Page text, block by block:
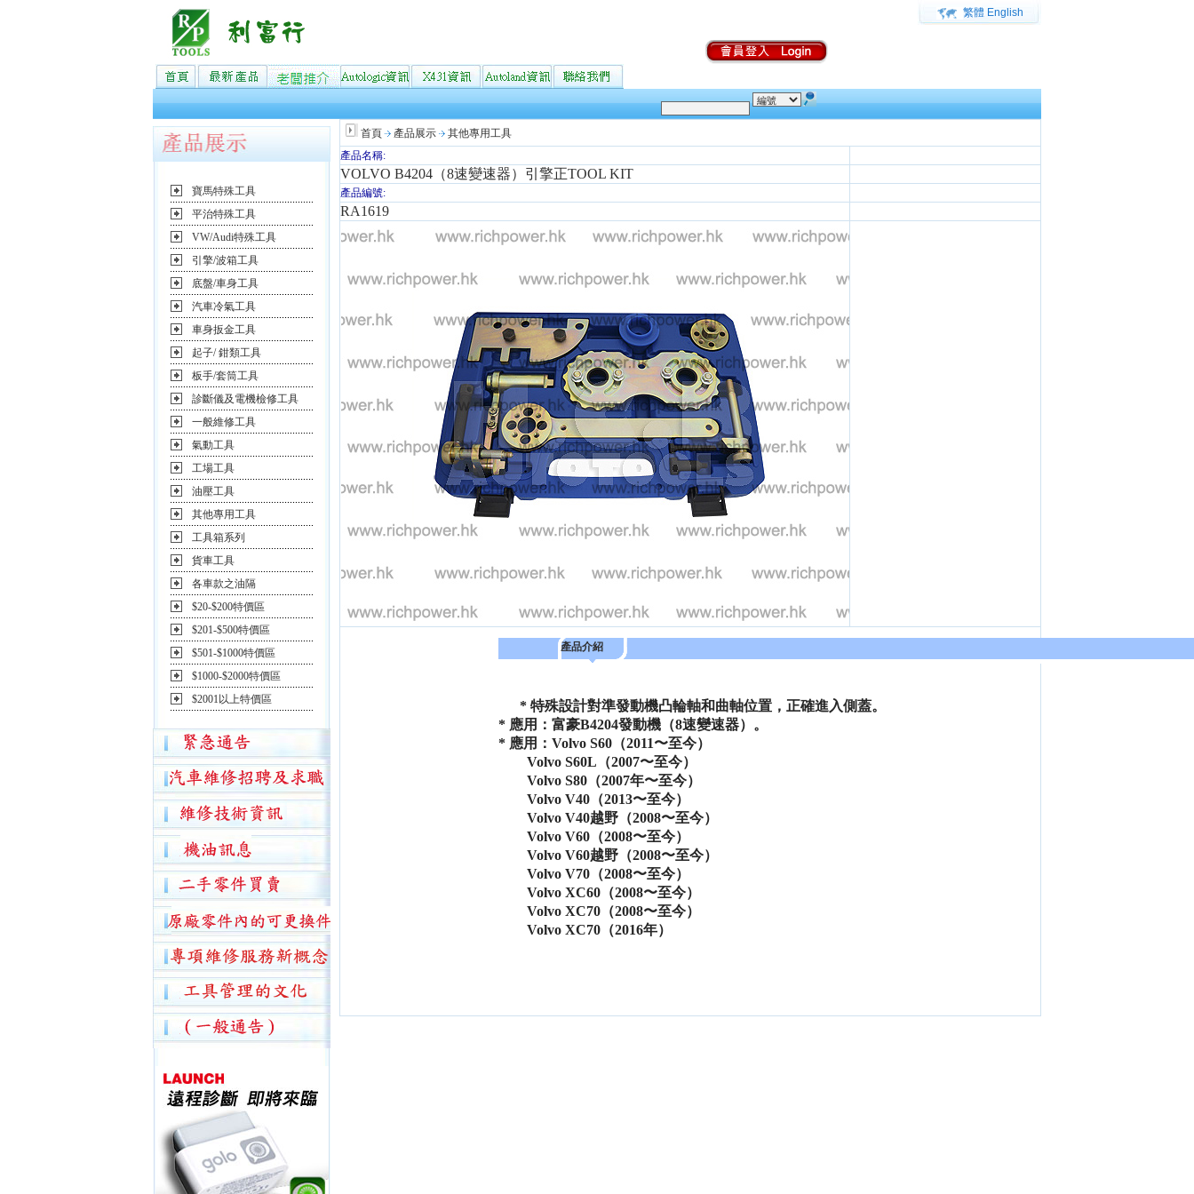
繁體 English
寶馬特殊工具
平治特殊工具
VW/Audi特殊工具
引擎/波箱工具
底盤/車身工具
汽車冷氣工具
車身扳金工具
起子/ 鉗類工具
板手/套筒工具
診斷儀及電機檢修工具
一般維修工具
氣動工具
工場工具
油壓工具
其他專用工具
工具箱系列
貨車工具
各車款之油隔
$20-$200特價區
$201-$500特價區
$501-$1000特價區
$1000-$2000特價區
$2001以上特價區
首頁 產品展示
其他專用工具
產品名稱:
VOLVO B4204（8速變速器）引擎正TOOL KIT
產品編號:
RA1619
產品介紹
* 特殊設計對準發動機凸輪軸和曲軸位置，正確進入側蓋。
* 應用：富豪B4204發動機（8速變速器）。
* 應用： Volvo S60（2011〜至今）
Volvo S60L（2007〜至今）
Volvo S80（2007年〜至今）
Volvo V40（2013〜至今）
Volvo V40越野（2008〜至今）
Volvo V60（2008〜至今）
Volvo V60越野（2008〜至今）
Volvo V70（2008〜至今）
Volvo XC60（2008〜至今）
Volvo XC70（2008〜至今）
Volvo XC70（2016年）